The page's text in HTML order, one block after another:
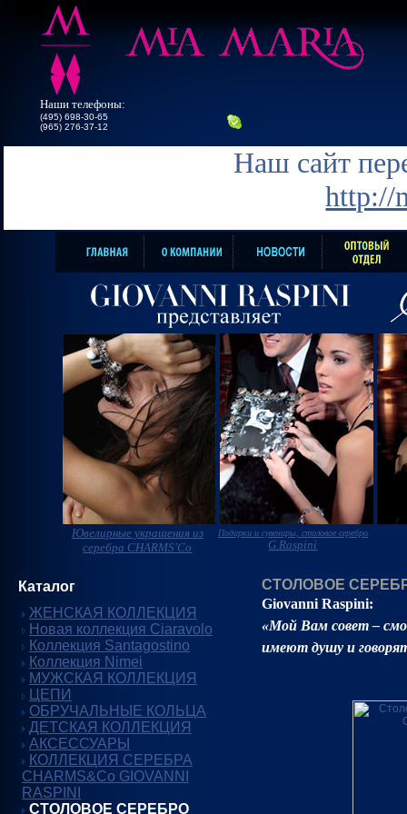
Наши телефоны:
(495) 698-30-65
(965) 276-37-12
Наш сайт
http://
Ювелирные украшения из
серебра CHARMS'Co
Подарки и сувениры, столовое серебро
G.Raspini
Каталог
ЖЕНСКАЯ КОЛЛЕКЦИЯ
Новая коллекция Ciaravolo
Коллекция Santagostino
Коллекция Nimei
МУЖСКАЯ КОЛЛЕКЦИЯ
ЦЕПИ
ОБРУЧАЛЬНЫЕ КОЛЬЦА
ДЕТСКАЯ КОЛЛЕКЦИЯ
АКСЕССУАРЫ
КОЛЛЕКЦИЯ СЕРЕБРА
CHARMS&Co GIOVANNI
RASPINI
СТОЛОВОЕ СЕРЕБРО
СТОЛОВОЕ
Giovanni Raspini:
«Мой Вам совет –
имеют душу и